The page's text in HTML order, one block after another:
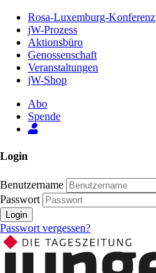
Inhalt
Seite
Rosa-Luxemburg-Konferenz
jW-Prozess
Aktionsbüro
Genossenschaft
Veranstaltungen
jW-Shop
Abo
Spende
Login
Benutzername
Passwort
Login
Passwort vergessen?